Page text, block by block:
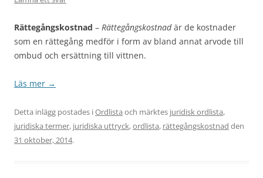
Rättegångskostnad – Rättegångskostnadär de kostnader
som en rättegång medför i form av bland annat arvode till
ombud och ersättning till vittnen.
Läs mer →
Detta inlägg postades iOrdlista och märktes juridisk ordlista,
juridiska termer, juridiska uttryck,ordlista, rättegångskostnad den
31 oktober, 2014.